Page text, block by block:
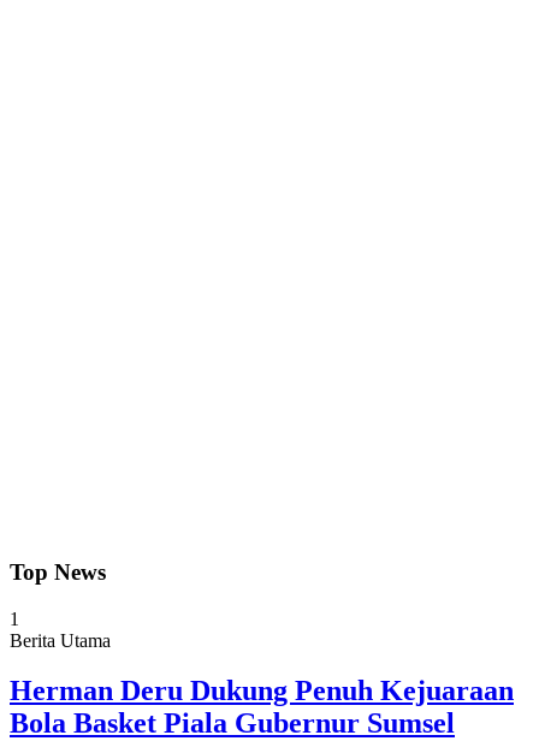
Top News
1
Berita Utama
Herman Deru Dukung Penuh Kejuaraan
Bola Basket Piala Gubernur Sumsel